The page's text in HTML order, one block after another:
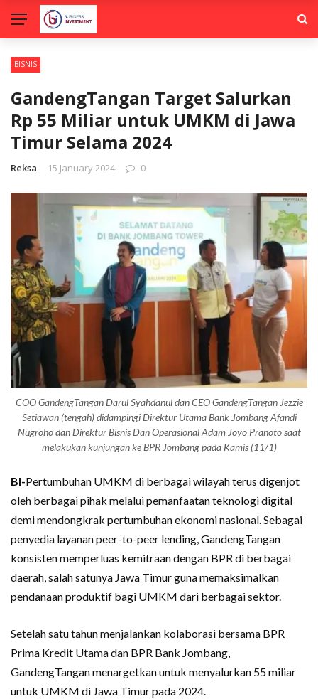
BISNIS
GandengTangan Target Salurkan
Rp 55 Miliar untuk UMKM di Jawa
Timur Selama 2024
Reksa 15 January 2024 0
COO GandengTangan Darul Syahdanul dan CEO GandengTangan Jezzie
Setiawan (tengah) didampingi Direktur Utama Bank Jombang Afandi
Nugroho dan Direktur Bisnis Dan Operasional Adam Joyo Pranoto saat
melakukan kunjungan ke BPR Jombang pada Kamis (11/1)
BI-Pertumbuhan UMKM di berbagai wilayah terus digenjot
oleh berbagai pihak melalui pemanfaatan teknologi digital
demi mendongkrak pertumbuhan ekonomi nasional. Sebagai
penyedia layanan peer-to-peer lending, GandengTangan
konsisten memperluas kemitraan dengan BPR di berbagai
daerah, salah satunya Jawa Timur guna memaksimalkan
pendanaan produktif bagi UMKM dari berbagai sektor.
Setelah satu tahun menjalankan kolaborasi bersama BPR
Prima Kredit Utama dan BPR Bank Jombang,
GandengTangan menargetkan untuk menyalurkan 55 miliar
untuk UMKM di Jawa Timur pada 2024.